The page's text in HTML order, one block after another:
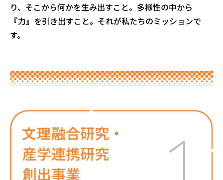
り、そこから何かを生み出すこと。多様性の中から
『力』を引き出すこと。それが私たちのミッションで
す。